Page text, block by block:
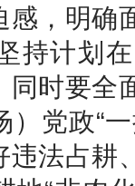
感，明确
持计划
同时要全
）党政“
违法占耕